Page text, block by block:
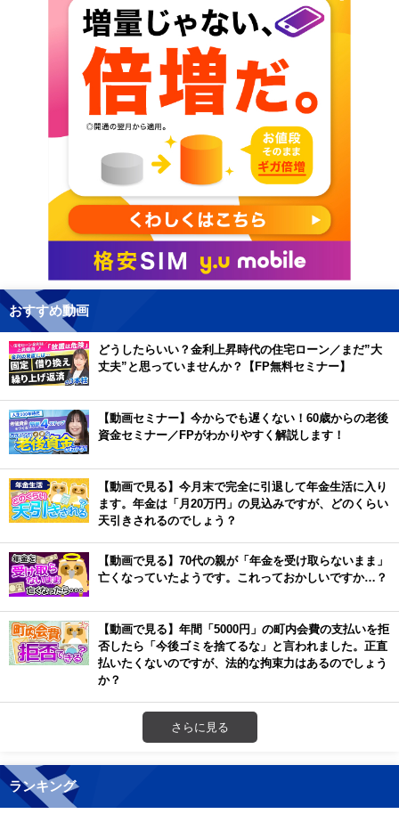
おすすめ動画
どうしたらいい？金利上昇時代の住宅ローン／まだ”大
丈夫”と思っていませんか？【FP無料セミナー】
【動画セミナー】今からでも遅くない！60歳からの老後
資金セミナー／FPがわかりやすく解説します！
【動画で見る】今月末で完全に引退して年金生活に入り
ます。年金は「月20万円」の見込みですが、どのくらい
天引きされるのでしょう？
【動画で見る】70代の親が「年金を受け取らないまま」
亡くなっていたようです。これっておかしいですか…？
【動画で見る】年間「5000円」の町内会費の支払いを拒
否したら「今後ゴミを捨てるな」と言われました。正直
払いたくないのですが、法的な拘束力はあるのでしょう
か？
さらに見る
ランキング